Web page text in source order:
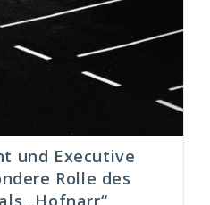
und Executive
Rolle des
„Hofnarr“